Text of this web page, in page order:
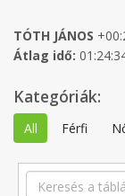
TÓTH JÁNOS
Átlag idő:
Kategóriák:
All Férfi
Search